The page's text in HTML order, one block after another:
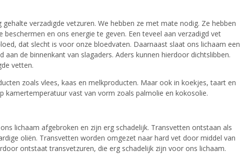
verzadigde vetzuren. We hebben ze met mate nodig. Ze hebben
en ons energie te geven. Een teveel aan verzadigd vet
dat slecht is voor onze bloedvaten. Daarnaast slaat ons lichaam een
de binnenkant van slagaders. Aders kunnen hierdoor dichtslibben.
vetten.
zoals vlees, kaas en melkproducten. Maar ook in koekjes, taart en
kamertemperatuur vast van vorm zoals palmolie en kokosolie.
lichaam afgebroken en zijn erg schadelijk. Transvetten ontstaan als
oliën. Transvetten worden omgezet naar hard vet door middel van
ontstaat transvetzuren, die erg schadelijk zijn voor ons lichaam.